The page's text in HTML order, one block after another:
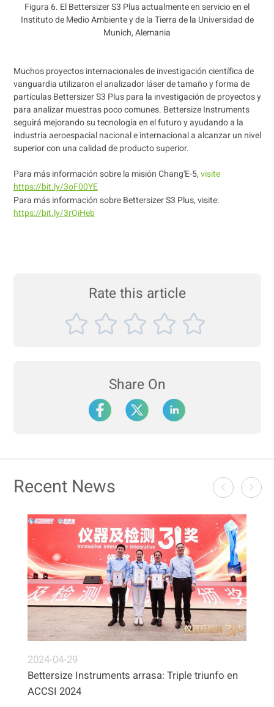
Figura 6. El Bettersizer S3 Plus actualmente en servicio en el
Instituto de Medio Ambiente y de la Tierra de la Universidad de
Munich, Alemania
Muchos proyectos internacionales de investigación científica de
vanguardia utilizaron el analizador láser de tamaño y forma de
partículas Bettersizer S3 Plus para la investigación de proyectos y
para analizar muestras poco comunes. Bettersize Instruments
seguirá mejorando su tecnología en el futuro y ayudando a la
industria aeroespacial nacional e internacional a alcanzar un nivel
superior con una calidad de producto superior.
Para más información sobre la misión Chang'E-5,visite
https://bit.ly/3oF00YE
Para más información sobre Bettersizer S3 Plus, visite:
https://bit.ly/3rQiHeb
Rate this article
Share On
Recent News
2024-04-29
Bettersize Instruments arrasa: Triple triunfo en
ACCSI 2024